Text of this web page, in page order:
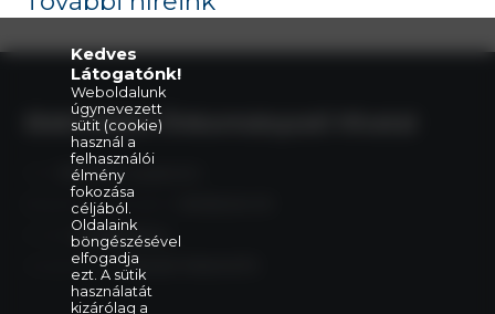
Eleki Közös Önkormányzati Hivatal
5742 Elek, Gyulai út 2.
Központi telefonszám:
E-mail:elek@elek.hu
Hivatali Kapu:PHELEK,706040373
Kedves
Látogatónk!
Weboldalunk
úgynevezett
sütit (cookie)
használ a
felhasználói
élmény
fokozása
céljából.
Oldalaink
böngészésével
elfogadja
ezt. A sütik
használatát
kizárólag a